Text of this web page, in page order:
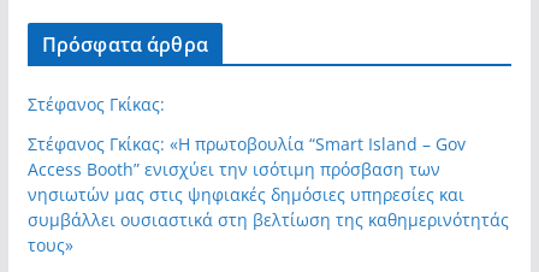
Πρόσφατα άρθρα
Στέφανος Γκίκας:
Στέφανος Γκίκας: «Η πρωτοβουλία “Smart Island – Gov
Access Booth” ενισχύει την ισότιμη πρόσβαση των
νησιωτών μας στις ψηφιακές δημόσιες υπηρεσίες και
συμβάλλει ουσιαστικά στη βελτίωση της καθημερινότητάς
τους»